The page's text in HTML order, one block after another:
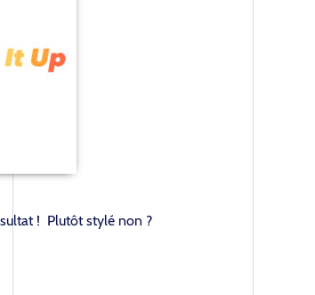
! Plutôt stylé non ?